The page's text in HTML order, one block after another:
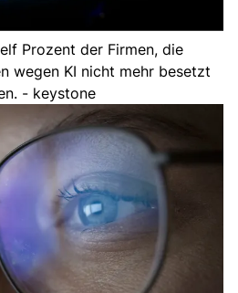
Prozent der Firmen, die
wegen KI nicht mehr besetzt
- keystone